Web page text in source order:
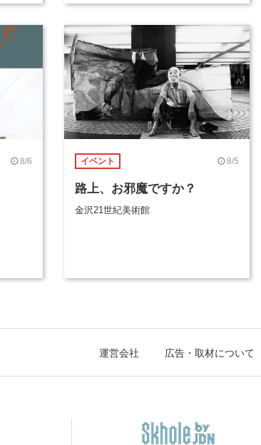
8/6 イベント 8/5
路上、お邪魔ですか？
金沢21世紀美術館
運営会社 広告・取材について